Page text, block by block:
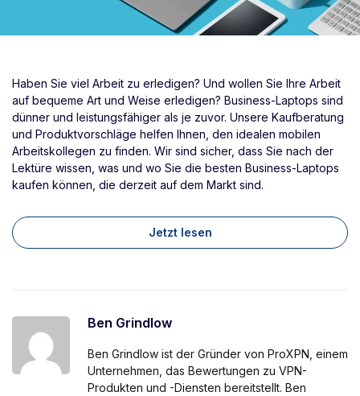
Haben Sie viel Arbeit zu erledigen? Und wollen Sie Ihre Arbeit
auf bequeme Art und Weise erledigen? Business-Laptops sind
dünner und leistungsfähiger als je zuvor. Unsere Kaufberatung
und Produktvorschläge helfen Ihnen, den idealen mobilen
Arbeitskollegen zu finden. Wir sind sicher, dass Sie nach der
Lektüre wissen, was und wo Sie die besten Business-Laptops
kaufen können, die derzeit auf dem Markt sind.
Jetzt lesen
Ben Grindlow
Ben Grindlow ist der Gründer von ProXPN, einem
Unternehmen, das Bewertungen zu VPN-
Produkten und -Diensten bereitstellt. Ben